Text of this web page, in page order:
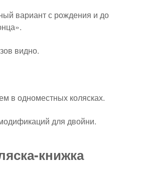
вариант с рождения и до
видно.
в одноместных колясках.
для двойни.
книжка